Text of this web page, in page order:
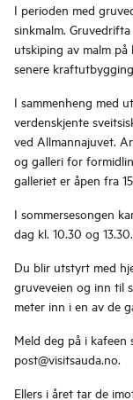
I perioden med
sinkmalm.
utskiping av malm
senere
I sammenheng med
verdenskjente
ved Allmannajuvet.
og galleri for
galleriet er åpen fra
I sommersesongen
dag kl. 10.30 og
Du blir utstyrt med
gruveveien og inn til
meter inn i en av de
Meld deg på i kafeen
post@visitsauda.no.
Ellers i året tar de